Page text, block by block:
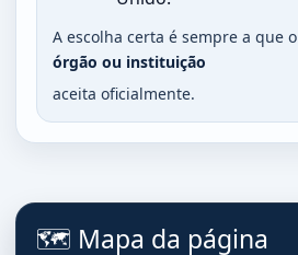
A escolha certa é sempre a que o
órgão ou instituição
aceita oficialmente.
🗺️ Mapa da página